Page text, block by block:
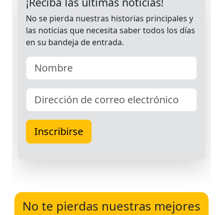
No te pierdas nuestras mejores